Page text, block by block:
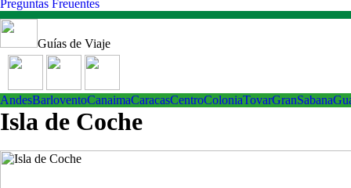
Preguntas Freuentes
Guías de Viaje
AndesBarloventoCanaimaCaracasCentroColoniaTovarGranSabana
Isla de Coche